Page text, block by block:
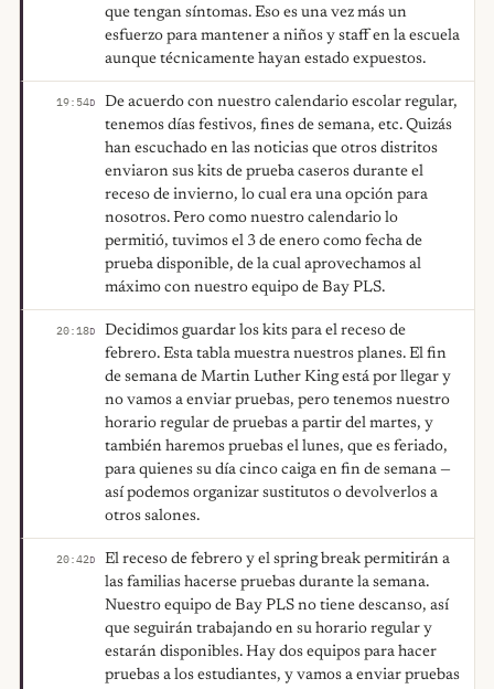
que tengan síntomas. Eso es una vez más un
esfuerzo para mantener a niños y staff en la escuela
aunque técnicamente hayan estado expuestos.
19:54D
De acuerdo con nuestro calendario escolar regular,
tenemos días festivos, fines de semana, etc. Quizás
han escuchado en las noticias que otros distritos
enviaron sus kits de prueba caseros durante el
receso de invierno, lo cual era una opción para
nosotros. Pero como nuestro calendario lo
permitió, tuvimos el 3 de enero como fecha de
prueba disponible, de la cual aprovechamos al
máximo con nuestro equipo de Bay PLS.
20:18D
Decidimos guardar los kits para el receso de
febrero. Esta tabla muestra nuestros planes. El fin
de semana de Martin Luther King está por llegar y
no vamos a enviar pruebas, pero tenemos nuestro
horario regular de pruebas a partir del martes, y
también haremos pruebas el lunes, que es feriado,
para quienes su día cinco caiga en fin de semana —
así podemos organizar sustitutos o devolverlos a
otros salones.
20:42D
El receso de febrero y el spring break permitirán a
las familias hacerse pruebas durante la semana.
Nuestro equipo de Bay PLS no tiene descanso, así
que seguirán trabajando en su horario regular y
estarán disponibles. Hay dos equipos para hacer
pruebas a los estudiantes, y vamos a enviar pruebas